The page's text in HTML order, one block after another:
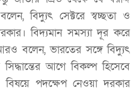
বিদ্যুৎ সেক্টরে স্বচ্ছতা ও
বিদ্যমান সমস্যা দূর করে
বলেন, ভারতের সঙ্গে বিদ্যুৎ
আগে বিকল্প হিসেবে
বিষয়ে পদক্ষেপ নেওয়া দরকার